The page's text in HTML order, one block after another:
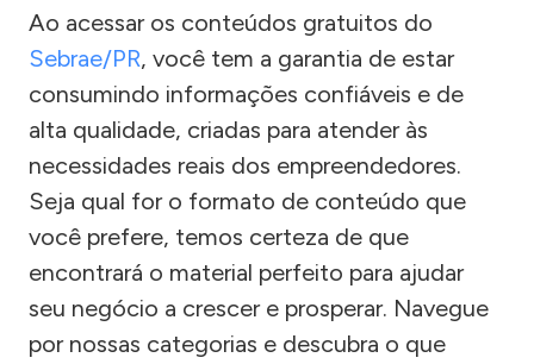
Ao acessar os conteúdos gratuitos do
Sebrae/PR, você tem a garantia de estar
consumindo informações confiáveis e de
alta qualidade, criadas para atender às
necessidades reais dos empreendedores.
Seja qual for o formato de conteúdo que
você prefere, temos certeza de que
encontrará o material perfeito para ajudar
seu negócio a crescer e prosperar. Navegue
por nossas categorias e descubra o que